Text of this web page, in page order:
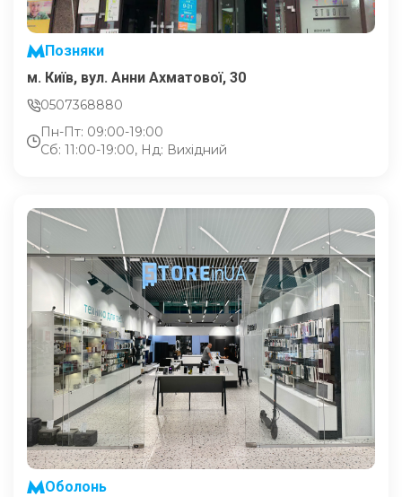
Позняки
м. Київ, вул. Анни Ахматової, 30
0507368880
Пн-Пт: 09:00-19:00
Сб: 11:00-19:00, Нд: Вихідний
Оболонь